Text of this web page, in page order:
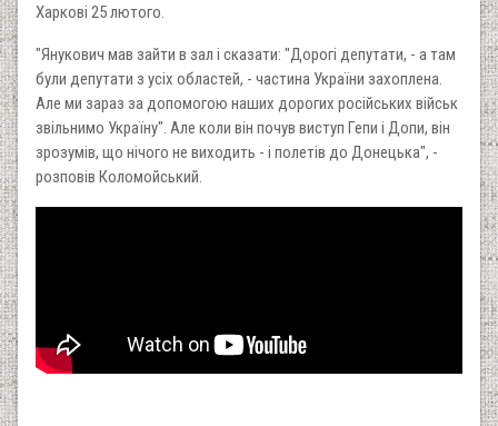
Харкові 25 лютого.
"Янукович мав зайти в зал і сказати: "Дорогі депутати, - а там
були депутати з усіх областей, - частина України захоплена.
Але ми зараз за допомогою наших дорогих російських військ
звільнимо Україну". Але коли він почув виступ Гепи і Допи, він
зрозумів, що нічого не виходить - і полетів до Донецька", -
розповів Коломойський.